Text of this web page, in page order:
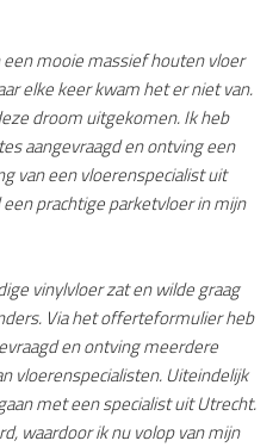
een mooie massief houten vloer
elke keer kwam het er niet van.
droom uitgekomen. Ik heb
aangevraagd en ontving een
van een vloerenspecialist uit
prachtige parketvloer in mijn
vinylvloer zat en wilde graag
Via het offerteformulier heb
en ontving meerdere
vloerenspecialisten. Uiteindelijk
met een specialist uit Utrecht.
waardoor ik nu volop van mijn